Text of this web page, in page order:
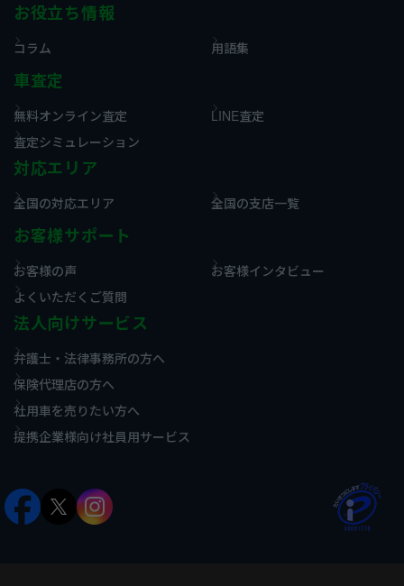
お役立ち情報
コラム 用語集
車査定
無料オンライン査定
LINE査定
査定シミュレーション
対応エリア
全国の対応エリア 全国の支店一覧
お客様サポート
お客様の声
お客様インタビュー
よくいただくご質問
法人向けサービス
弁護士・法律事務所の方へ
保険代理店の方へ
社用車を売りたい方へ
提携企業様向け社員用サービス